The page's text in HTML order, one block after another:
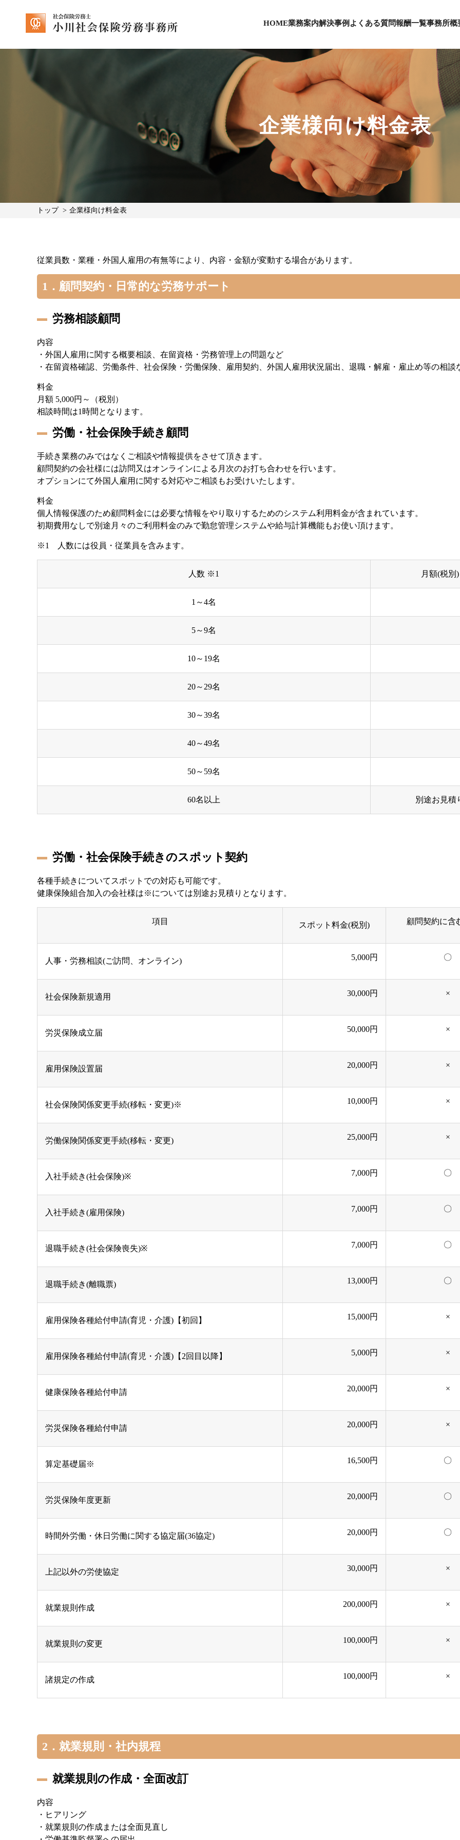
HOME業務案内解決事例 よくある質問報酬一覧事務所概
企業様向け料金表
トップ 企業様向け料金表
従業員数・業種・外国人雇用の有無等により、内容・金額が変動する場合があります。
1．顧問契約・日常的な労務サポート
労務相談顧問
内容
・外国人雇用に関する概要相談、在留資格・労務管理上の問題など
・在留資格確認、労働条件、社会保険・労働保険、雇用契約、外国人雇用状況届出、退職・解雇・雇止め等の相談
料金
月額 5,000円～（税別）
相談時間は1時間となります。
労働・社会保険手続き顧問
手続き業務のみではなくご相談や情報提供をさせて頂きます。
顧問契約の会社様には訪問又はオンラインによる月次のお打ち合わせを行います。
オプションにて外国人雇用に関する対応やご相談もお受けいたします。
料金
個人情報保護のため顧問料金には必要な情報をやり取りするためのシステム利用料金が含まれています。
初期費用なしで別途月々のご利用料金のみで勤怠管理システムや給与計算機能もお使い頂けます。
※1 人数には役員・従業員を含みます。
人数 ※1 月額(税別)
1～4名
5～9名
10～19名
20～29名
30～39名
40～49名
50～59名
60名以上 別途お見積
労働・社会保険手続きのスポット契約
各種手続きについてスポットでの対応も可能です。
健康保険組合加入の会社様は※については別途お見積りとなります。
項目 スポット料金(税別) 顧問契約に含
人事・労務相談(ご訪問、オンライン) 5,000円 〇
社会保険新規適用 30,000円 ×
労災保険成立届 50,000円 ×
雇用保険設置届 20,000円 ×
社会保険関係変更手続(移転・変更)※ 10,000円 ×
労働保険関係変更手続(移転・変更) 25,000円 ×
入社手続き(社会保険)※ 7,000円 〇
入社手続き(雇用保険) 7,000円 〇
退職手続き(社会保険喪失)※ 7,000円 〇
退職手続き(離職票) 13,000円 〇
雇用保険各種給付申請(育児・介護)【初回】 15,000円 ×
雇用保険各種給付申請(育児・介護)【2回目以降】 5,000円 ×
健康保険各種給付申請 20,000円 ×
労災保険各種給付申請 20,000円 ×
算定基礎届※ 16,500円 〇
労災保険年度更新 20,000円 〇
時間外労働・休日労働に関する協定届(36協定) 20,000円 〇
上記以外の労使協定 30,000円 ×
就業規則作成 200,000円 ×
就業規則の変更 100,000円 ×
諸規定の作成 100,000円 ×
2．就業規則・社内規程
就業規則の作成・全面改訂
内容
・ヒアリング
・就業規則の作成または全面見直し